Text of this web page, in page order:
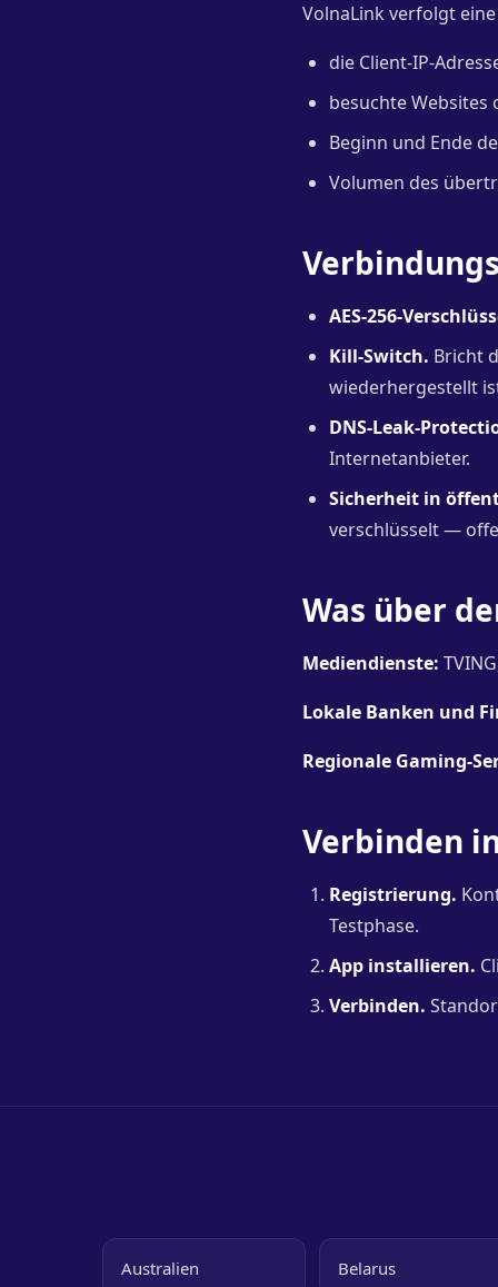
VolnaLink verfolgt eine
die Client-IP-
besuchte Websites
Beginn und Ende
Volumen des
AES-256-
Kill-Switch. Bricht
wiederhergestellt
DNS-Leak-
Internetanbieter.
Sicherheit in
verschlüsselt —
Was über
Mediendienste:
Lokale Banken und
Regionale Gaming-
Verbinden
Registrierung.
Testphase.
App installieren.
Verbinden.
Australien Belarus